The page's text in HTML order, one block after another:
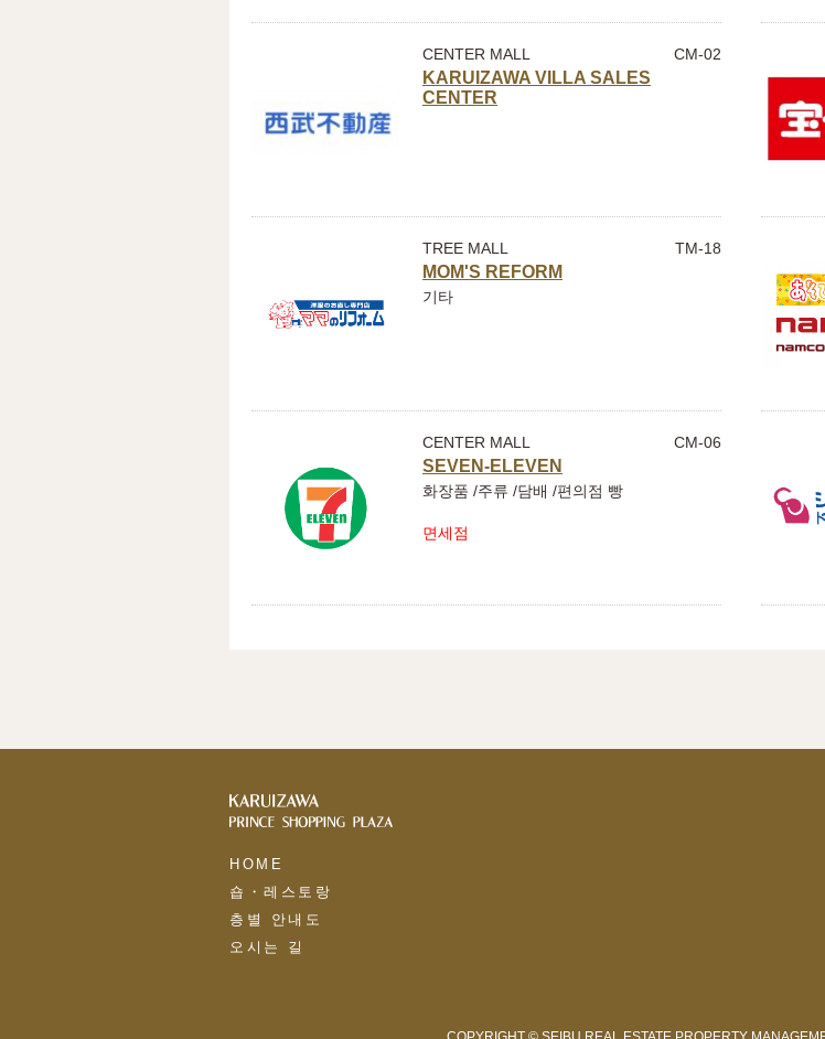
CENTER MALL CM-02
KARUIZAWA VILLA SALES
CENTER
TREE MALL TM-18
MOM'S REFORM
기타
CENTER MALL CM-06
SEVEN-ELEVEN
화장품 /주류 /담배 /편의점 빵
면세점
HOME
숍・레스토랑
층별 안내도
오시는 길